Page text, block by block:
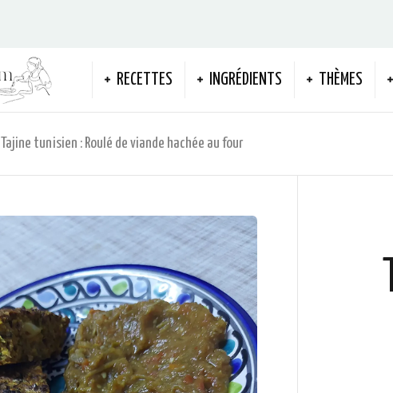
RECETTES INGRÉDIENTS THÈMES
Tajine tunisien : Roulé de viande hachée au four